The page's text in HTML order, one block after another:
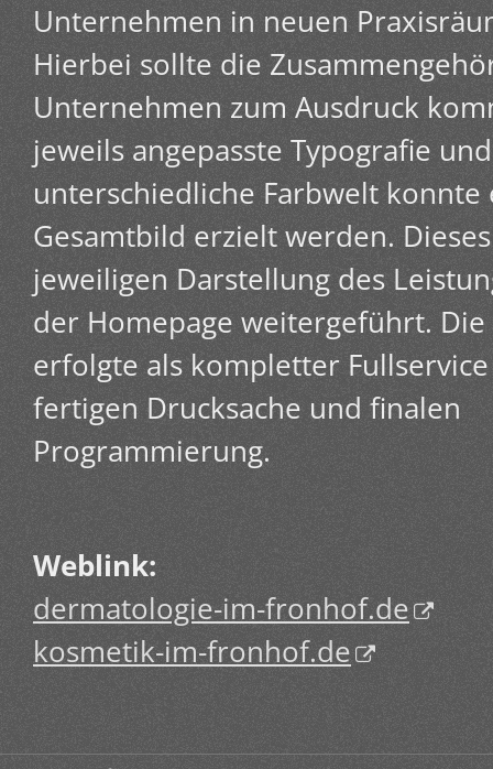
Unternehmen in neuen
Hierbei sollte die
Unternehmen zum Ausdruck
jeweils angepasste Typografie und
unterschiedliche Farbwelt konnte
Gesamtbild erzielt werden.
jeweiligen Darstellung des
der Homepage weitergeführt.
erfolgte als kompletter
fertigen Drucksache und finalen
Programmierung.
Weblink:
dermatologie-im-fronhof.de
kosmetik-im-fronhof.de